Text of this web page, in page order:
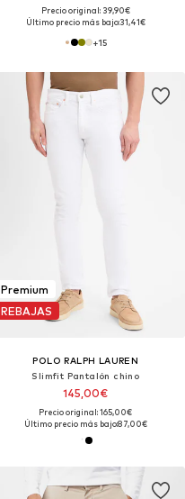
Precio original: 39,90€
Último precio más bajo:31,41€
+15
Premium
REBAJAS
POLO RALPH LAUREN
Slimfit Pantalón chino
145,00€
Precio original: 165,00€
Último precio más bajo:87,00€